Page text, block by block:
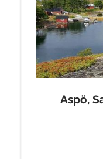
Aspö,